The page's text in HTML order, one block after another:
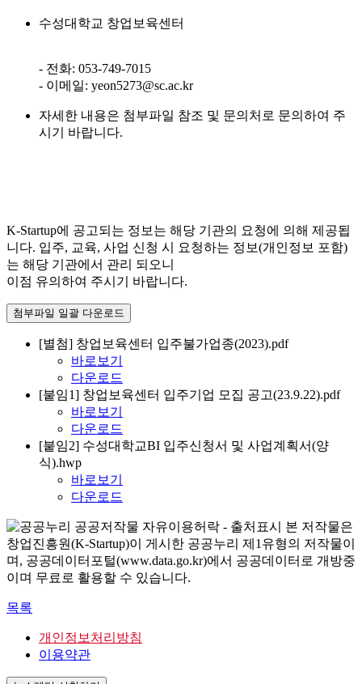
수성대학교 창업보육센터
- 전화: 053-749-7015
- 이메일: yeon5273@sc.ac.kr
자세한 내용은 첨부파일 참조 및 문의처로 문의하여 주
시기 바랍니다.
K-Startup에 공고되는 정보는 해당 기관의 요청에 의해 제공됩
니다. 입주, 교육, 사업 신청 시 요청하는 정보(개인정보 포함)
는 해당 기관에서 관리 되오니
이점 유의하여 주시기 바랍니다.
첨부파일 일괄 다운로드
[별첨] 창업보육센터 입주불가업종(2023).pdf
바로보기
다운로드
[붙임1] 창업보육센터 입주기업 모집 공고(23.9.22).pdf
바로보기
다운로드
[붙임2] 수성대학교BI 입주신청서 및 사업계획서(양
식).hwp
바로보기
다운로드
본 저작물은
창업진흥원(K-Startup)이 게시한 공공누리 제1유형의 저작물이
며, 공공데이터포털(www.data.go.kr)에서 공공데이터로 개방중
이며 무료로 활용할 수 있습니다.
목록
개인정보처리방침
이용약관